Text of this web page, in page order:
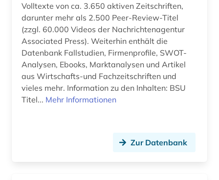
europa (3)
evolutionsbiologie (1)
exil (1)
fachdidaktik (6)
fachliteratur (1)
Volltexte von ca. 3.650 aktiven Zeitschriften,
darunter mehr als 2.500 Peer-Review-Titel
(zzgl. 60.000 Videos der Nachrichtenagentur
Associated Press). Weiterhin enthält die
Datenbank Fallstudien, Firmenprofile, SWOT-
Analysen, Ebooks, Marktanalysen und Artikel
aus Wirtschafts-und Fachzeitschriften und
vieles mehr. Information zu den Inhalten: BSU
Titel... Mehr Informationen
Zur Datenbank